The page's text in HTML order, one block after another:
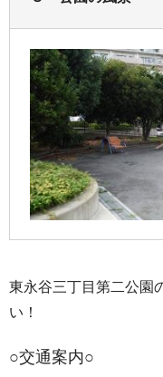
東永谷三丁目第二公園
い！
○交通案内○